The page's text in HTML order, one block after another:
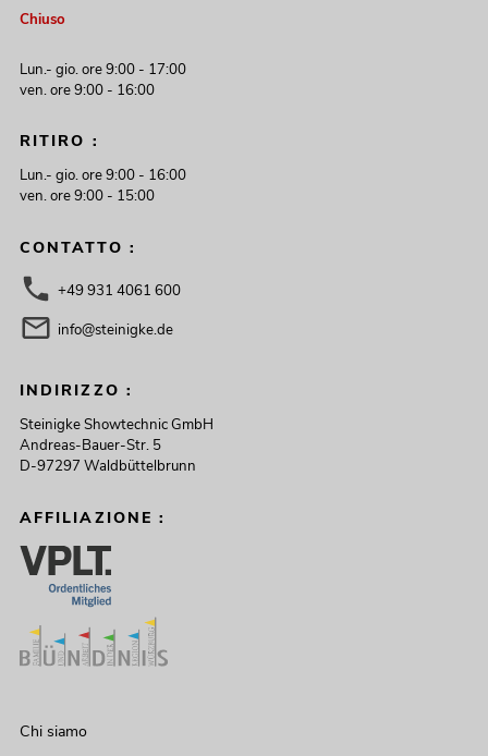
OMNITRONIC MAVZ-240.6P
Amplificatore mixer ELA
449,00
Chiuso
Lun.- gio. ore 9:00 - 17:00
ven. ore 9:00 - 16:00
RITIRO :
Lun.- gio. ore 9:00 - 16:00
ven. ore 9:00 - 15:00
CONTATTO :
+49 931 4061 600
info@steinigke.de
INDIRIZZO :
Steinigke Showtechnic GmbH
Andreas-Bauer-Str. 5
D-97297 Waldbüttelbrunn
AFFILIAZIONE :
Chi siamo